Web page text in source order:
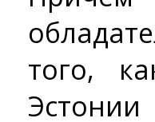
того,